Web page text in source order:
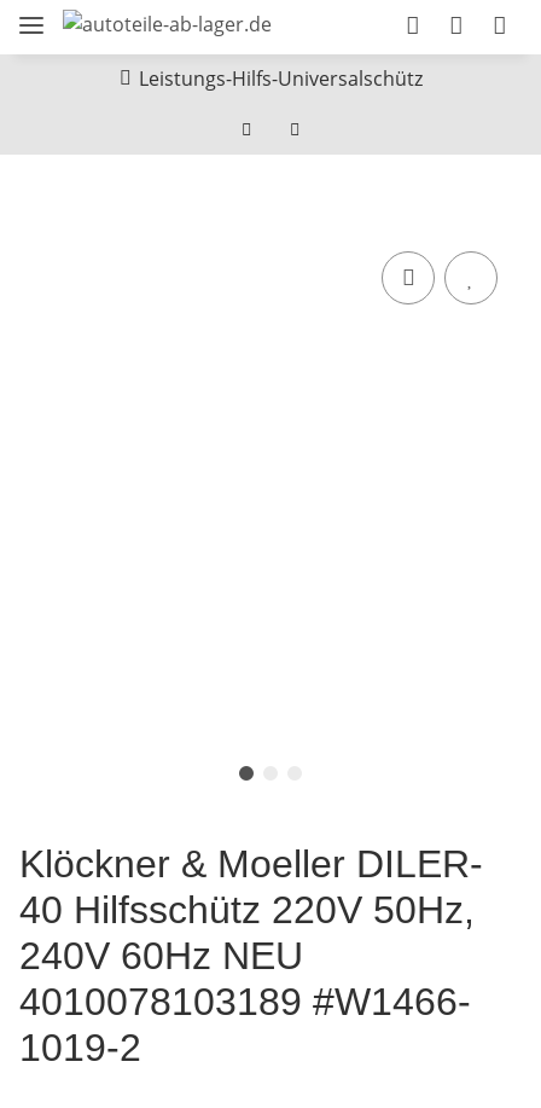
Leistungs-Hilfs-Universalschütz
Klöckner & Moeller DILER-
40 Hilfsschütz 220V 50Hz,
240V 60Hz NEU
4010078103189 #W1466-
1019-2